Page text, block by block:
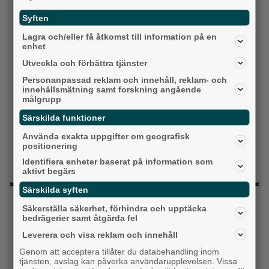
Vänsterpartiet
Sverigedemokraterna
Miljöpartiet
Kristdemokraterna
Centerpartiet
Liberalerna
Vet ej
Topp tre denna veckan
Milstolpen: Ny tunnel är på plats under
järnvägen
Detta händer i Alingsås 3–10 augusti
Syften
Lagra och/eller få åtkomst till information på en
enhet
Utveckla och förbättra tjänster
Personanpassad reklam och innehåll, reklam- och
innehållsmätning samt forskning angående
målgrupp
Särskilda funktioner
Använda exakta uppgifter om geografisk
positionering
Identifiera enheter baserat på information som
aktivt begärs
Särskilda syften
Säkerställa säkerhet, förhindra och upptäcka
bedrägerier samt åtgärda fel
Leverera och visa reklam och innehåll
Genom att acceptera tillåter du databehandling inom
tjänsten, avslag kan påverka användarupplevelsen. Vissa